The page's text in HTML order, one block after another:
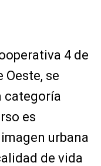
4 de
Oeste, se
categoría
es
urbana
de vida